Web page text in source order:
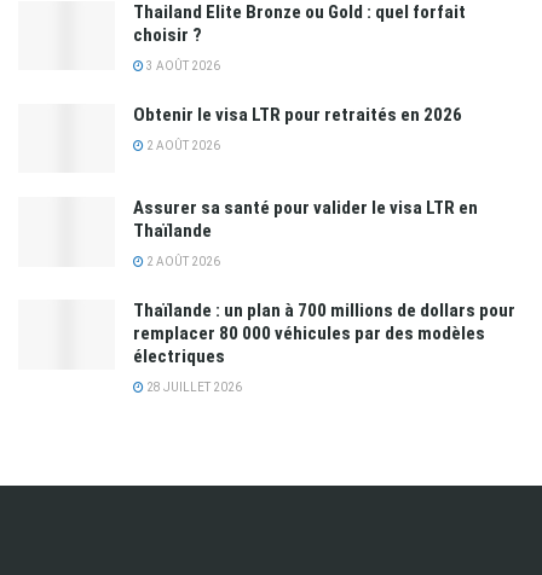
Thailand Elite Bronze ou Gold : quel forfait
choisir ?
3 AOÛT 2026
Obtenir le visa LTR pour retraités en 2026
2 AOÛT 2026
Assurer sa santé pour valider le visa LTR en
Thaïlande
2 AOÛT 2026
Thaïlande : un plan à 700 millions de dollars pour
remplacer 80 000 véhicules par des modèles
électriques
28 JUILLET 2026